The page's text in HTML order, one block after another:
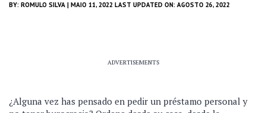
BY: ROMULO SILVA | MAIO 11, 2022 LAST UPDATED ON: AGOSTO 26, 2022
ADVERTISEMENTS
¿Alguna vez has pensado en pedir un préstamo personal y